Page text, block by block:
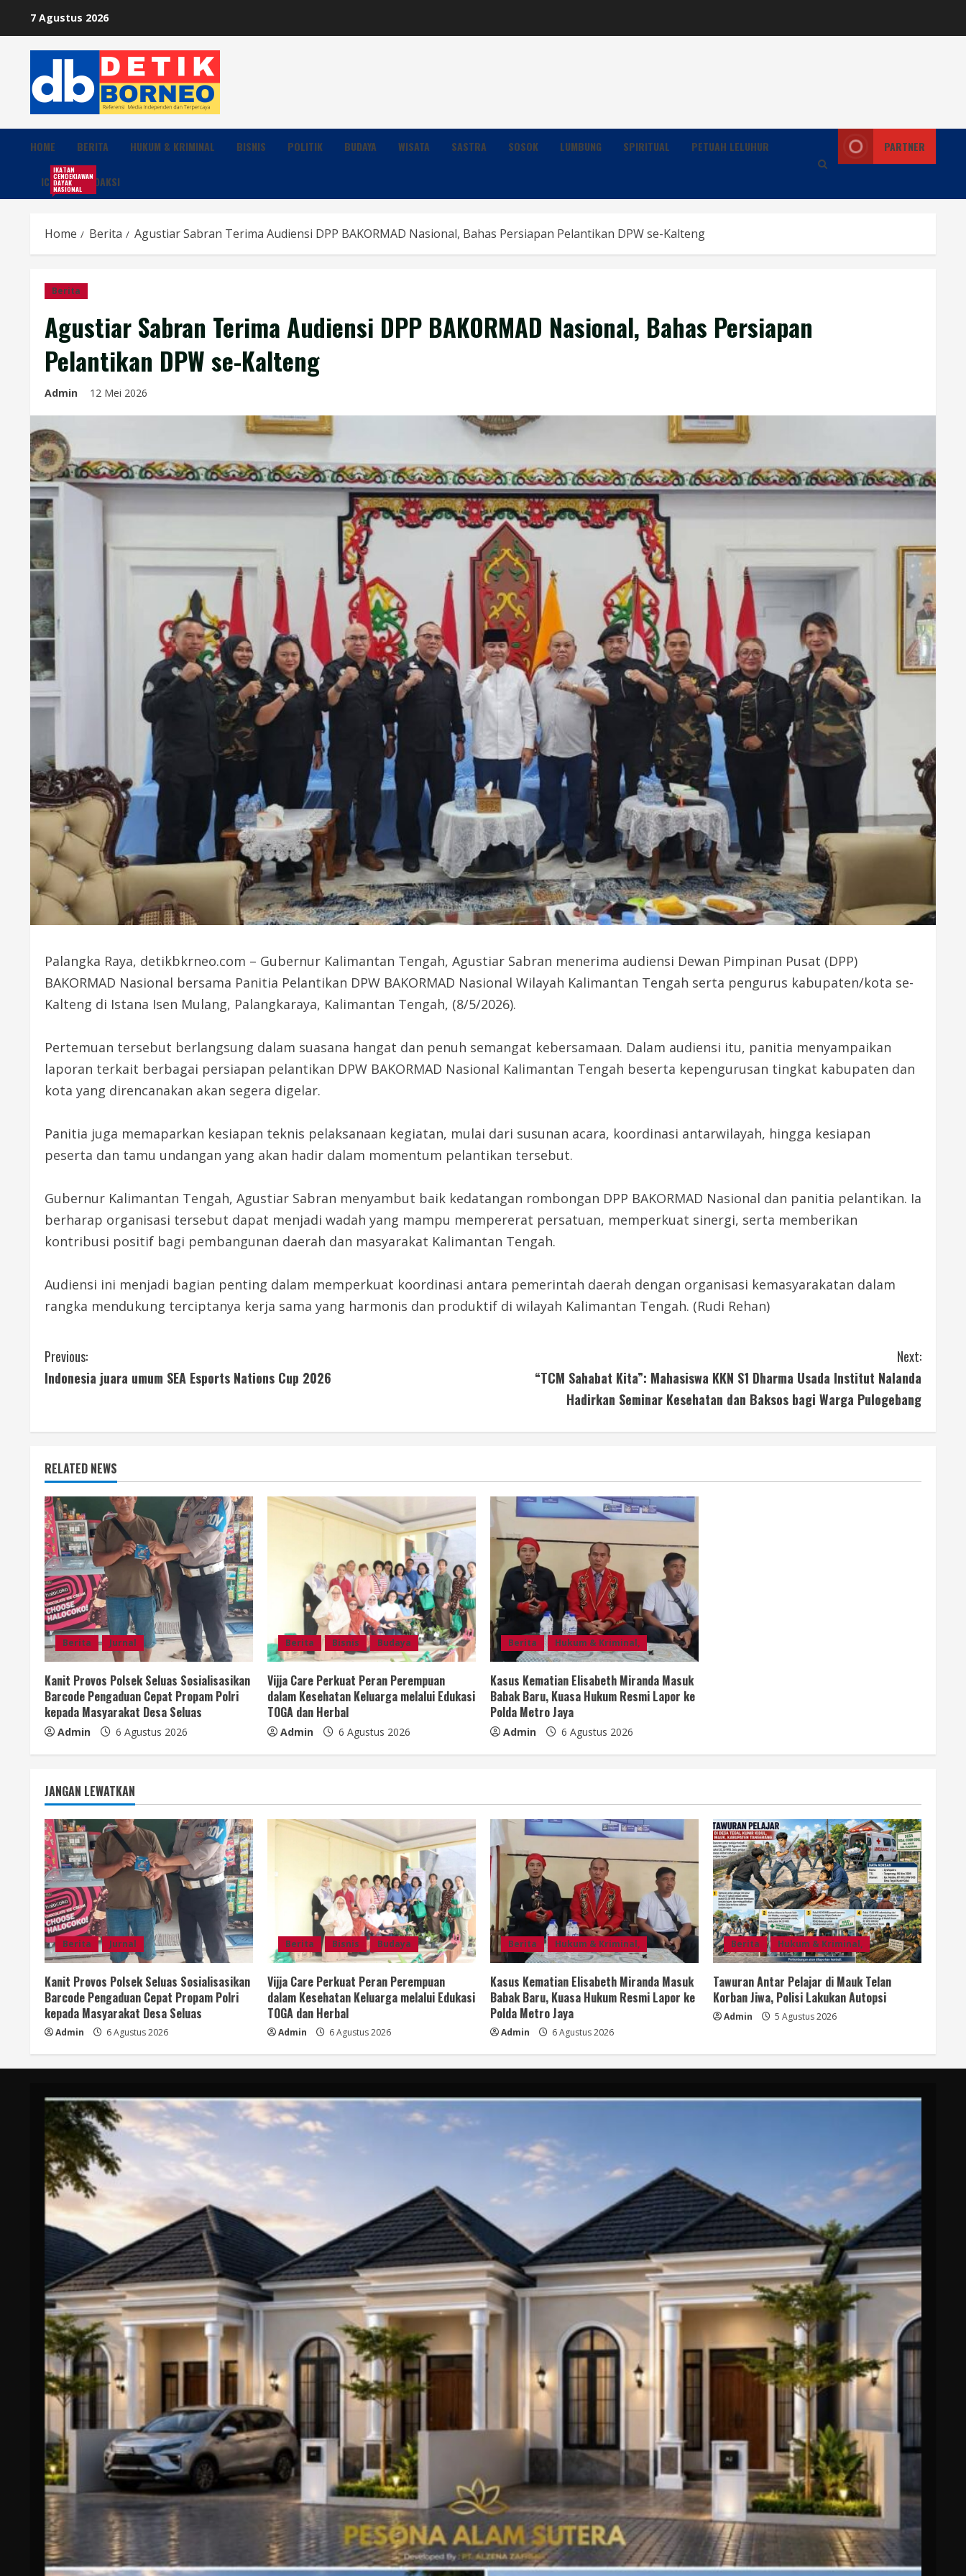
content
7 Agustus 2026
HOME BERITA HUKUM & KRIMINAL BISNIS POLITIK BUDAYA WISATA SASTRA SOSOK LUMBUNG SPIRITUAL PETUAH LELUHUR
ICDN
IKATAN
CENDEKIAWAN
DAYAK
NASIONALREDAKSI
PARTNER
Home Berita Agustiar Sabran Terima Audiensi DPP BAKORMAD Nasional, Bahas Persiapan Pelantikan DPW se-Kalteng
Berita
Agustiar Sabran Terima Audiensi DPP BAKORMAD Nasional, Bahas Persiapan
Pelantikan DPW se-Kalteng
Admin 12 Mei 2026
Palangka Raya, detikbkrneo.com – Gubernur Kalimantan Tengah, Agustiar Sabran menerima audiensi Dewan Pimpinan Pusat (DPP)
BAKORMAD Nasional bersama Panitia Pelantikan DPW BAKORMAD Nasional Wilayah Kalimantan Tengah serta pengurus kabupaten/kota se-
Kalteng di Istana Isen Mulang, Palangkaraya, Kalimantan Tengah, (8/5/2026).
Pertemuan tersebut berlangsung dalam suasana hangat dan penuh semangat kebersamaan. Dalam audiensi itu, panitia menyampaikan
laporan terkait berbagai persiapan pelantikan DPW BAKORMAD Nasional Kalimantan Tengah beserta kepengurusan tingkat kabupaten dan
kota yang direncanakan akan segera digelar.
Panitia juga memaparkan kesiapan teknis pelaksanaan kegiatan, mulai dari susunan acara, koordinasi antarwilayah, hingga kesiapan
peserta dan tamu undangan yang akan hadir dalam momentum pelantikan tersebut.
Gubernur Kalimantan Tengah, Agustiar Sabran menyambut baik kedatangan rombongan DPP BAKORMAD Nasional dan panitia pelantikan. Ia
berharap organisasi tersebut dapat menjadi wadah yang mampu mempererat persatuan, memperkuat sinergi, serta memberikan
kontribusi positif bagi pembangunan daerah dan masyarakat Kalimantan Tengah.
Audiensi ini menjadi bagian penting dalam memperkuat koordinasi antara pemerintah daerah dengan organisasi kemasyarakatan dalam
rangka mendukung terciptanya kerja sama yang harmonis dan produktif di wilayah Kalimantan Tengah. (Rudi Rehan)
C
o
i
n
u
e
R
e
a
d
i
n
g
Previous:
Indonesia juara umum SEA Esports Nations Cup 2026
Next:
“TCM Sahabat Kita”: Mahasiswa KKN S1 Dharma Usada Institut Nalanda
Hadirkan Seminar Kesehatan dan Baksos bagi Warga Pulogebang
RELATED NEWS
Berita Jurnal
Kanit Provos Polsek Seluas Sosialisasikan
Barcode Pengaduan Cepat Propam Polri
kepada Masyarakat Desa Seluas
Admin 6 Agustus 2026
Berita Bisnis Budaya
Vijja Care Perkuat Peran Perempuan
dalam Kesehatan Keluarga melalui Edukasi
TOGA dan Herbal
Admin 6 Agustus 2026
Berita Hukum & Kriminal,
Kasus Kematian Elisabeth Miranda Masuk
Babak Baru, Kuasa Hukum Resmi Lapor ke
Polda Metro Jaya
Admin 6 Agustus 2026
JANGAN LEWATKAN
Berita Jurnal
Kanit Provos Polsek Seluas Sosialisasikan
Barcode Pengaduan Cepat Propam Polri
kepada Masyarakat Desa Seluas
Admin 6 Agustus 2026
Berita Bisnis Budaya
Vijja Care Perkuat Peran Perempuan
dalam Kesehatan Keluarga melalui Edukasi
TOGA dan Herbal
Admin 6 Agustus 2026
Berita Hukum & Kriminal,
Kasus Kematian Elisabeth Miranda Masuk
Babak Baru, Kuasa Hukum Resmi Lapor ke
Polda Metro Jaya
Admin 6 Agustus 2026
Berita Hukum & Kriminal,
Tawuran Antar Pelajar di Mauk Telan
Korban Jiwa, Polisi Lakukan Autopsi
Admin 5 Agustus 2026